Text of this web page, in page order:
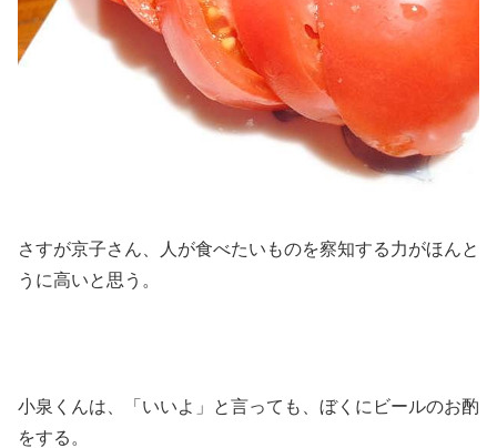
さすが京子さん、人が食べたいものを察知する力がほんと
うに高いと思う。
小泉くんは、「いいよ」と言っても、ぼくにビールのお酌
をする。